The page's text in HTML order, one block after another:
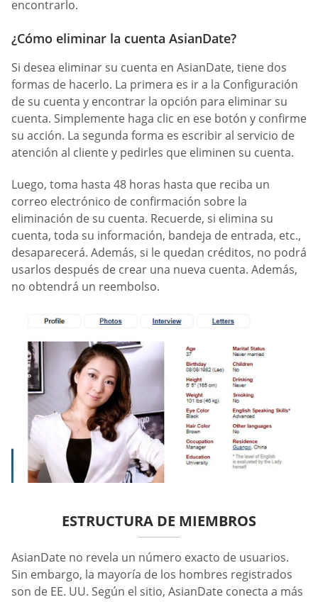
encontrarlo.
¿Cómo eliminar la cuenta AsianDate?
Si desea eliminar su cuenta en AsianDate, tiene dos
formas de hacerlo. La primera es ir a la Configuración
de su cuenta y encontrar la opción para eliminar su
cuenta. Simplemente haga clic en ese botón y confirme
su acción. La segunda forma es escribir al servicio de
atención al cliente y pedirles que eliminen su cuenta.
Luego, toma hasta 48 horas hasta que reciba un
correo electrónico de confirmación sobre la
eliminación de su cuenta. Recuerde, si elimina su
cuenta, toda su información, bandeja de entrada, etc.,
desaparecerá. Además, si le quedan créditos, no podrá
usarlos después de crear una nueva cuenta. Además,
no obtendrá un reembolso.
ESTRUCTURA DE MIEMBROS
AsianDate no revela un número exacto de usuarios.
Sin embargo, la mayoría de los hombres registrados
son de EE. UU. Según el sitio, AsianDate conecta a más